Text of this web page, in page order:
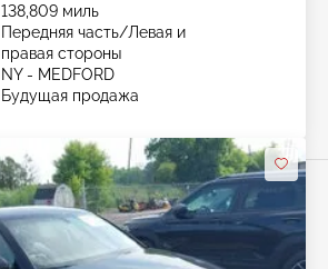
138,809 миль
Передняя часть/Левая и
правая стороны
NY - MEDFORD
Будущая продажа